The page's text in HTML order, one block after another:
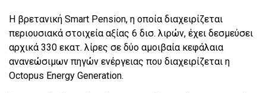
Η βρετανική Smart Pension, η οποία διαχειρίζεται
περιουσιακά στοιχεία αξίας 6 δισ. λιρών, έχει δεσμεύσει
αρχικά 330 εκατ. λίρες σε δύο αμοιβαία κεφάλαια
ανανεώσιμων πηγών ενέργειας που διαχειρίζεται η
Octopus Energy Generation.